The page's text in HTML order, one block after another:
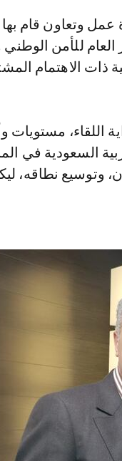
للأمن الوطني
ذات الاهتمام
اللقاء، مستويات
السعودية في
وتوسيع نطاقه،